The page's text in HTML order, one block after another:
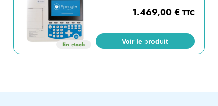
En stock
1.469,00€ TTC
Voir le produit